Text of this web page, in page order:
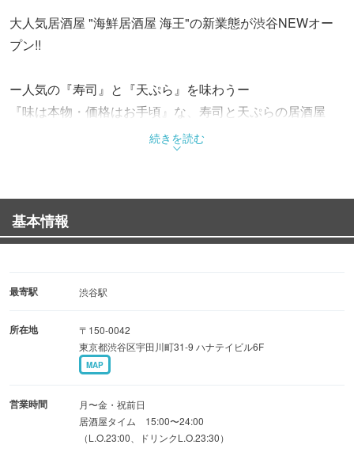
大人気居酒屋 "海鮮居酒屋 海王"の新業態が渋谷NEWオー
プン!!
ー人気の『寿司』と『天ぷら』を味わうー
『味は本物・価格はお手頃』な、寿司と天ぷらの居酒屋
新鮮な魚介類や、見た目も優美な創作料理を多数用意。
2名様から50名様規模まで幅広く利用可能♪
仕切りを設けた個室空間も多数◎
『海王のお手頃コース』握り寿司・天ぷら4種・鶏焼含8品
『海王の堪能コース』グロ盛り・特上握り寿司・軍艦盛含
10品 2.5時間飲み放題付 5000円⇒4000円
続きを読む
基本情報
最寄駅 渋谷駅
所在地
〒150-0042
東京都渋谷区宇田川町31-9 ハナテイビル6F
MAP
営業時間
月〜金・祝前日
居酒屋タイム 15:00〜24:00
（L.O.23:00、ドリンクL.O.23:30）